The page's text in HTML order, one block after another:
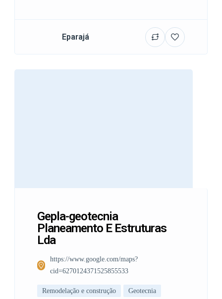
Eparajá
Gepla-geotecnia
Planeamento E Estruturas
Lda
https://www.google.com/maps?
cid=6270124371525855533
Remodelação e construção Geotecnia